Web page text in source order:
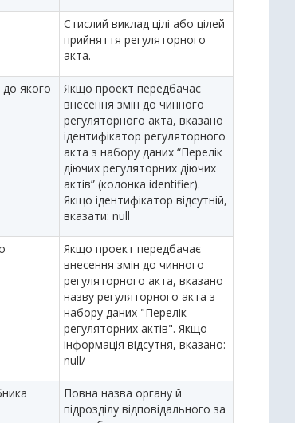
Стислий виклад цілі або цілей
прийняття регуляторного
акта.
до якого
Якщо проект передбачає
внесення змін до чинного
регуляторного акта, вказано
ідентифікатор регуляторного
акта з набору даних “Перелік
діючих регуляторних діючих
актів” (колонка identifier).
Якщо ідентифікатор відсутній,
вказати: null
Якщо проект передбачає
внесення змін до чинного
регуляторного акта, вказано
назву регуляторного акта з
набору даних "Перелік
регуляторних актів". Якщо
інформація відсутня, вказано:
null/
Повна назва органу й
підрозділу відповідального за